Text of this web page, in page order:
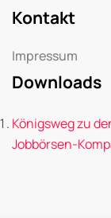
Kontakt
Impressum
Downloads
Königsweg zu
Jobbörsen-